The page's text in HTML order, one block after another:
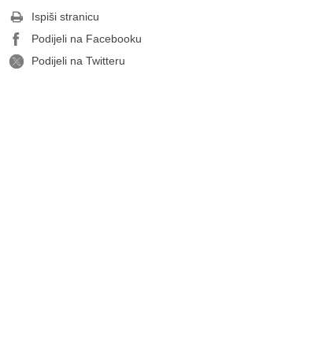
Ispiši stranicu
Podijeli na Facebooku
Podijeli na Twitteru